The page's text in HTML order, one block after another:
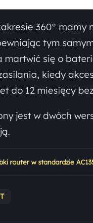
360°
tym
się o
kiedy
do 12 miesięcy
jest w dwóch
router w standardzie